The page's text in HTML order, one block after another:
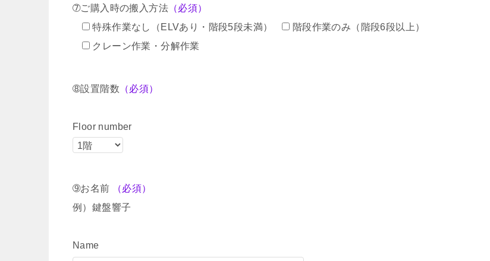
➆ご購入時の搬入方法 （必須）
特殊作業なし（ELVあり・階段5段未満）
階段作業のみ（階段6段以上）
クレーン作業・分解作業
➇設置階数 （必須）
Floor number
➈お名前
（必須）
例）鍵盤響子
Name